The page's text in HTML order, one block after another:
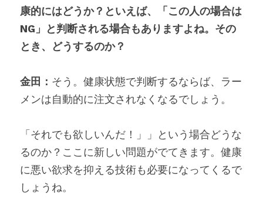
康的にはどうか？といえば、「この人の場合は
NG」と判断される場合もありますよね。その
とき、どうするのか？
金田： そう。健康状態で判断するならば、ラー
メンは自動的に注文されなくなるでしょう。
「それでも欲しいんだ！」」という場合どうな
るのか？ここに新しい問題がでてきます。健康
に悪い欲求を抑える技術も必要になってくるで
しょうね。